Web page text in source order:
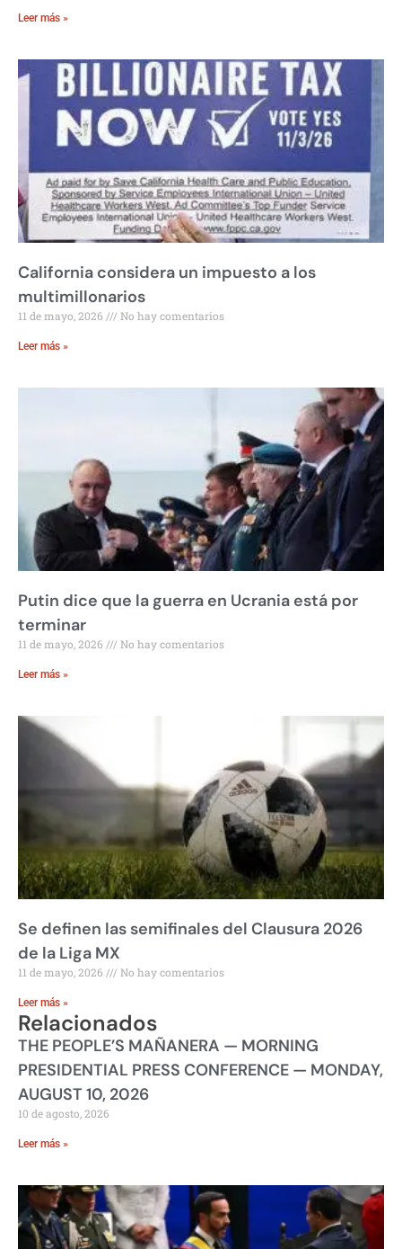
Leer más »
California considera un impuesto a los
multimillonarios
11 de mayo, 2026 No hay comentarios
Leer más »
Putin dice que la guerra en Ucrania está por
terminar
11 de mayo, 2026 No hay comentarios
Leer más »
Se definen las semifinales del Clausura 2026
de la Liga MX
11 de mayo, 2026 No hay comentarios
Leer más »
Relacionados
THE PEOPLE’S MAÑANERA — MORNING
PRESIDENTIAL PRESS CONFERENCE — MONDAY,
AUGUST 10, 2026
10 de agosto, 2026
Leer más »